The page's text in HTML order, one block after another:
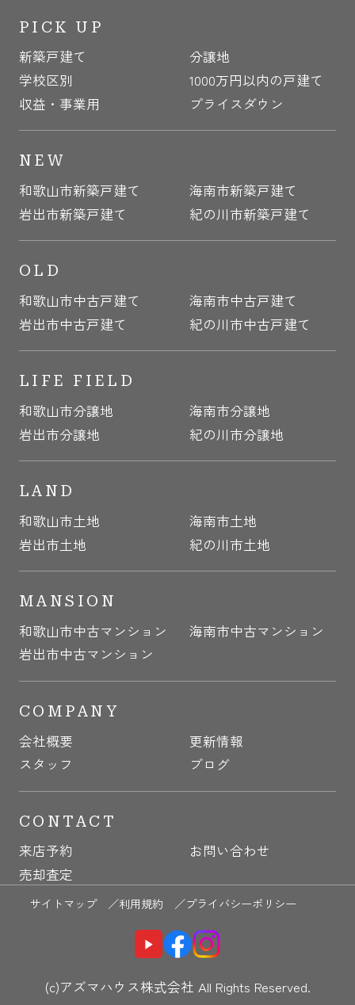
PICK UP
新築戸建て
分譲地
学校区別
1000万円以内の戸建て
収益・事業用
プライスダウン
NEW
和歌山市新築戸建て
海南市新築戸建て
岩出市新築戸建て
紀の川市新築戸建て
OLD
和歌山市中古戸建て
海南市中古戸建て
岩出市中古戸建て
紀の川市中古戸建て
LIFE FIELD
和歌山市分譲地
海南市分譲地
岩出市分譲地
紀の川市分譲地
LAND
和歌山市土地
海南市土地
岩出市土地
紀の川市土地
MANSION
和歌山市中古マンション
海南市中古マンション
岩出市中古マンション
COMPANY
会社概要
更新情報
スタッフ
ブログ
CONTACT
来店予約
お問い合わせ
売却査定
サイトマップ ／利用規約 ／プライバシーポリシー
(c)アズマハウス株式会社 All Rights Reserved.